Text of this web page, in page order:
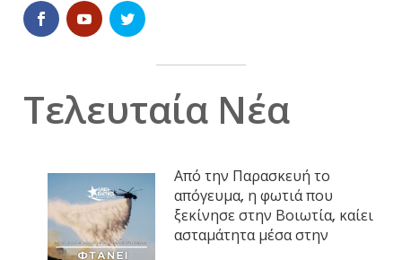
Τελευταία Νέα
Από την Παρασκευή το
απόγευμα, η φωτιά που
ξεκίνησε στην Βοιωτία, καίει
ασταμάτητα μέσα στην